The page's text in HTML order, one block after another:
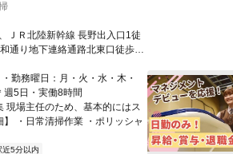
ＪＲ北陸新幹線 長野出入口1徒
通り地下連絡通路北東口徒歩約
勤務曜日：月・火・水・木・
週5日・実働8時間
現場主任のため、基本的にはス
・日常清掃作業 ・ポリッシャ
近5分以内